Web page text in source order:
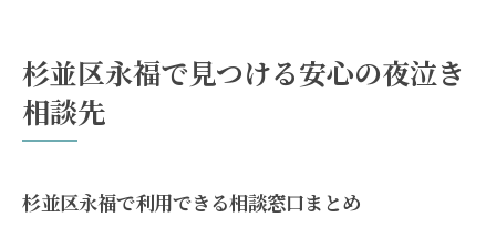
杉並区永福で見つける安心の夜泣き
相談先
杉並区永福で利用できる相談窓口まとめ